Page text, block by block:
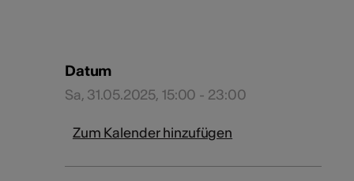
Datum
Sa, 31.05.2025, 15:00 - 23:00
Zum Kalender hinzufügen